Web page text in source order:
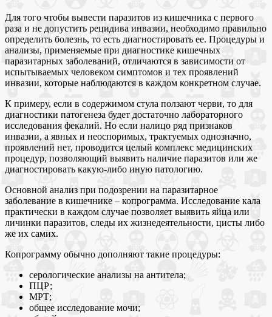
Для того чтобы вывести паразитов из кишечника с первого
раза и не допустить рецидива инвазии, необходимо правильно
определить болезнь, то есть диагностировать ее. Процедуры и
анализы, применяемые при диагностике кишечных
паразитарных заболеваний, отличаются в зависимости от
испытываемых человеком симптомов и тех проявлений
инвазии, которые наблюдаются в каждом конкретном случае.
К примеру, если в содержимом стула ползают черви, то для
диагностики патогенеза будет достаточно лабораторного
исследования фекалий. Но если налицо ряд признаков
инвазии, а явных и неоспоримых, трактуемых однозначно,
проявлений нет, проводится целый комплекс медицинских
процедур, позволяющий выявить наличие паразитов или же
диагностировать какую-либо иную патологию.
Основной анализ при подозрении на паразитарное
заболевание в кишечнике – копрограмма. Исследование кала
практически в каждом случае позволяет выявить яйца или
личинки паразитов, следы их жизнедеятельности, цисты либо
же их самих.
Копрограмму обычно дополняют такие процедуры:
серологические анализы на антитела;
ПЦР;
МРТ;
общее исследование мочи;